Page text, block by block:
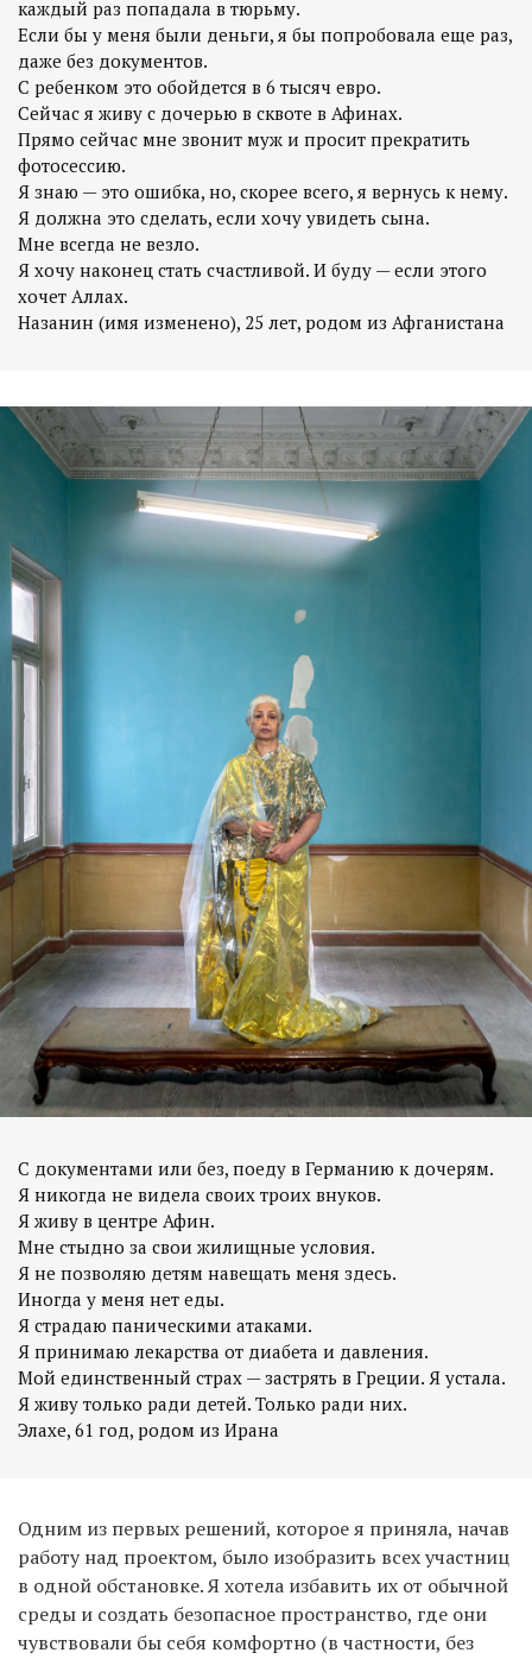
каждый раз попадала в тюрьму.
Если бы у меня были деньги, я бы попробовала еще раз,
даже без документов.
С ребенком это обойдется в 6 тысяч евро.
Сейчас я живу с дочерью в сквоте в Афинах.
Прямо сейчас мне звонит муж и просит прекратить
фотосессию.
Я знаю — это ошибка, но, скорее всего, я вернусь к нему.
Я должна это сделать, если хочу увидеть сына.
Мне всегда не везло.
Я хочу наконец стать счастливой. И буду — если этого
хочет Аллах.
С документами или без, поеду в Германию к дочерям.
Я никогда не видела своих троих внуков.
Я живу в центре Афин.
Мне стыдно за свои жилищные условия.
Я не позволяю детям навещать меня здесь.
Иногда у меня нет еды.
Я страдаю паническими атаками.
Я принимаю лекарства от диабета и давления.
Мой единственный страх — застрять в Греции. Я устала.
Я живу только ради детей. Только ради них.
Одним из первых решений, которое я приняла, начав
работу над проектом, было изобразить всех участниц
в одной обстановке. Я хотела избавить их от обычной
среды и создать безопасное пространство, где они
чувствовали бы себя комфортно (в частности, без